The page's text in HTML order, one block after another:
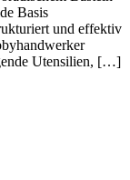
Basis
und effektiv
Utensilien, […]